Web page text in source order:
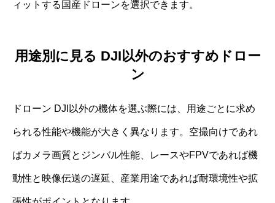
ィットする国産ドローンを選択できます。
用途別に見る DJI以外のおすすめドロー
ン
ドローン DJI以外の機体を選ぶ際には、用途ごとに求め
られる性能や機能が大きく異なります。空撮向けであれ
ばカメラ画質とジンバル性能、レースやFPVであれば機
動性と映像伝送の遅延、産業用途であれば耐環境性や拡